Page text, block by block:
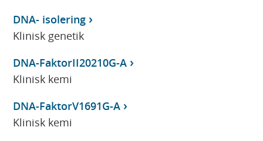
DNA- isolering
Klinisk genetik
DNA-FaktorII20210G-A
Klinisk kemi
DNA-FaktorV1691G-A
Klinisk kemi